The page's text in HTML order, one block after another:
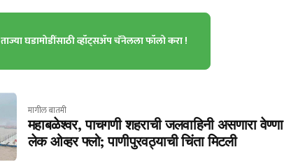
ताज्या घडामोडींसाठी व्हॉट्सॲप चॅनेलला फॉलो करा !
मागील बातमी
महाबळेश्‍वर, पाचगणी शहराची जलवाहिनी असणारा वेण्‍णा
लेक ओव्‍हर फ्‍लो; पाणीपुरवठ्याची चिंता मिटली